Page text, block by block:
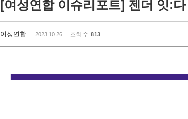
[여성연합 이슈리포트] 젠더 잇:
여성연합 2023.10.26 조회 수 813